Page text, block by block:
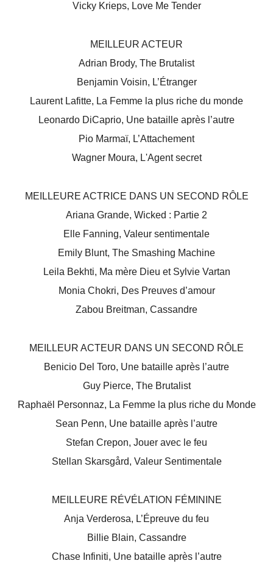
Vicky Krieps, Love Me Tender
MEILLEUR ACTEUR
Adrian Brody, The Brutalist
Benjamin Voisin, L’Étranger
Laurent Lafitte, La Femme la plus riche du monde
Leonardo DiCaprio, Une bataille après l’autre
Pio Marmaï, L’Attachement
Wagner Moura, L'Agent secret
MEILLEURE ACTRICE DANS UN SECOND RÔLE
Ariana Grande, Wicked : Partie 2
Elle Fanning, Valeur sentimentale
Emily Blunt, The Smashing Machine
Leila Bekhti, Ma mère Dieu et Sylvie Vartan
Monia Chokri, Des Preuves d’amour
Zabou Breitman, Cassandre
MEILLEUR ACTEUR DANS UN SECOND RÔLE
Benicio Del Toro, Une bataille après l’autre
Guy Pierce, The Brutalist
Raphaël Personnaz, La Femme la plus riche du Monde
Sean Penn, Une bataille après l’autre
Stefan Crepon, Jouer avec le feu
Stellan Skarsgård, Valeur Sentimentale
MEILLEURE RÉVÉLATION FÉMININE
Anja Verderosa, L’Épreuve du feu
Billie Blain, Cassandre
Chase Infiniti, Une bataille après l’autre